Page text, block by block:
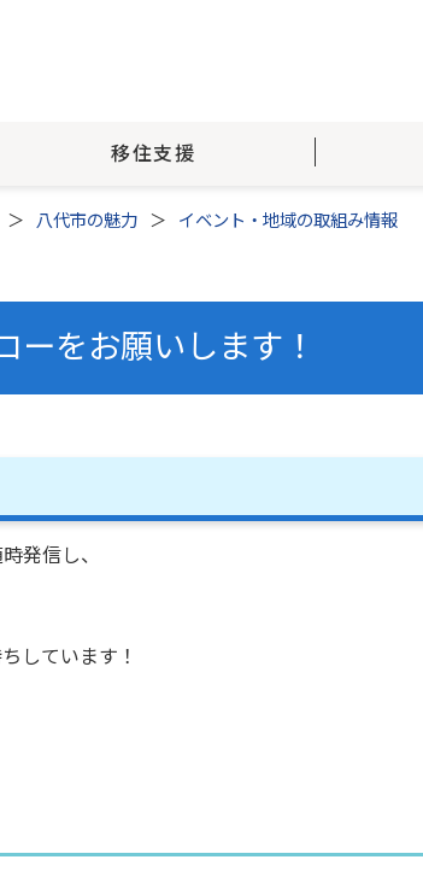
移住支援
八代市の魅力
イベント・地域の取組み情報
ーをお願いします！
発信し、
しています！